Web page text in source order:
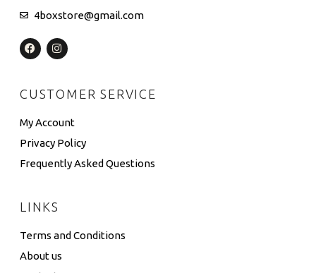
4boxstore@gmail.com
CUSTOMER SERVICE
My Account
Privacy Policy
Frequently Asked Questions
LINKS
Terms and Conditions
About us